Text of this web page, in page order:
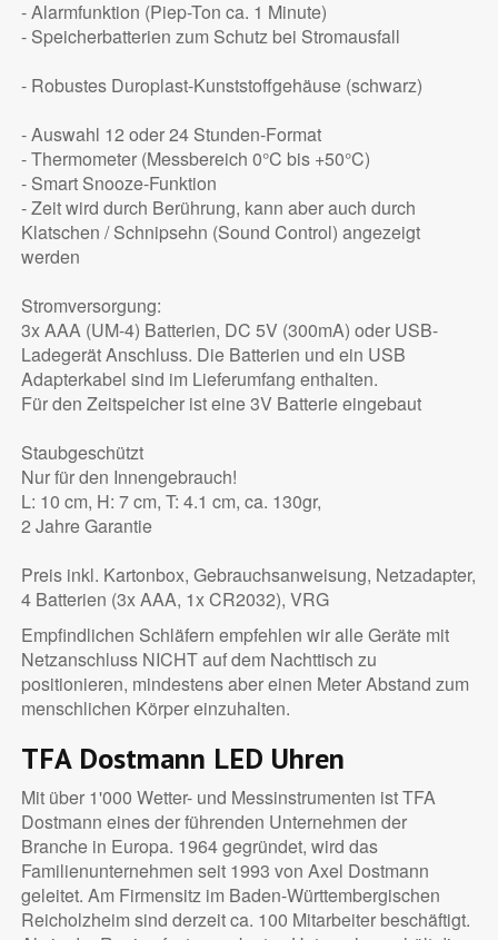
- Alarmfunktion (Piep-Ton ca. 1 Minute)
- Speicherbatterien zum Schutz bei Stromausfall
- Robustes Duroplast-Kunststoffgehäuse (schwarz)
- Auswahl 12 oder 24 Stunden-Format
- Thermometer (Messbereich 0°C bis +50°C)
- Smart Snooze-Funktion
- Zeit wird durch Berührung, kann aber auch durch
Klatschen / Schnipsehn (Sound Control) angezeigt
werden
Stromversorgung:
3x AAA (UM-4) Batterien, DC 5V (300mA) oder USB-
Ladegerät Anschluss. Die Batterien und ein USB
Adapterkabel sind im Lieferumfang enthalten.
Für den Zeitspeicher ist eine 3V Batterie eingebaut
Staubgeschützt
Nur für den Innengebrauch!
L: 10 cm, H: 7 cm, T: 4.1 cm, ca. 130gr,
2 Jahre Garantie
Preis inkl. Kartonbox, Gebrauchsanweisung, Netzadapter,
4 Batterien (3x AAA, 1x CR2032), VRG
Empfindlichen Schläfern empfehlen wir alle Geräte mit
Netzanschluss NICHT auf dem Nachttisch zu
positionieren, mindestens aber einen Meter Abstand zum
menschlichen Körper einzuhalten.
TFA Dostmann LED Uhren
Mit über 1'000 Wetter- und Messinstrumenten ist TFA
Dostmann eines der führenden Unternehmen der
Branche in Europa. 1964 gegründet, wird das
Familienunternehmen seit 1993 von Axel Dostmann
geleitet. Am Firmensitz im Baden-Württembergischen
Reicholzheim sind derzeit ca. 100 Mitarbeiter beschäftigt.